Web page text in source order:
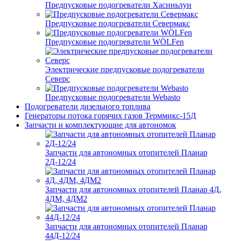
Предпусковые подогреватели Хасиньлун
Предпусковые подогреватели Севермакс
Предпусковые подогреватели WÖLFen
Электрические предпусковые подогреватели
Северс
Предпусковые подогреватели Webasto
Подогреватели дизельного топлива
Генераторы потока горячих газов Терммикс-15Д
Запчасти и комплектующие для автономок
Запчасти для автономных отопителей Планар
2Д-12/24
Запчасти для автономных отопителей Планар 4Д,
4ДМ, 4ДМ2
Запчасти для автономных отопителей Планар
44Д-12/24